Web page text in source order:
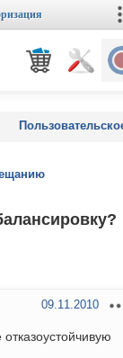
09.11.2010